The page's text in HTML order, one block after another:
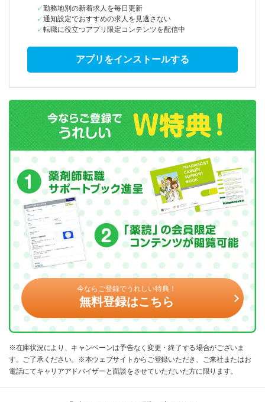
勤務地別の新着求人を毎日更新
通知設定でおすすめの求人を見逃さない
転職に役立つアプリ限定コンテンツを配信中
アプリをインストールする
今ならご登録でうれしい特典！
無料登録はこちら
※在庫状況により、キャンペーンは予告なく変更・終了する場合がございま
す。ご了承ください。※本ウェブサイトからご登録いただき、ご来社またはお
電話にてキャリアアドバイザーと面談をさせていただいた方に限ります。